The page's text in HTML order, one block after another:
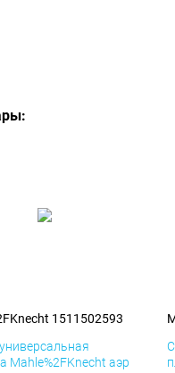
1511502593
Mahle%2FKnecht аэр